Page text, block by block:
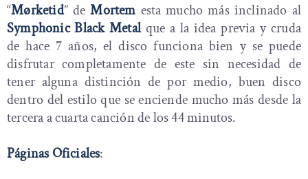
“Mørketid” deMortem esta mucho más inclinado al
Symphonic Black Metalque a la idea previa y cruda
de hace 7 años, el disco funciona bien y se puede
disfrutar completamente de este sin necesidad de
tener alguna distinción de por medio, buen disco
dentro del estilo que se enciende mucho más desde la
tercera a cuarta canción de los 44 minutos.
Páginas Oficiales: